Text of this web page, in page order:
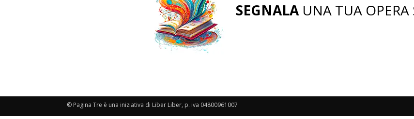
SEGNALAUNA TUA OPERA
© Pagina Tre è una iniziativa di Liber Liber, p. iva 04800961007